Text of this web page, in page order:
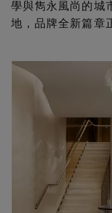
學與雋永風尚的城
地，品牌全新篇章